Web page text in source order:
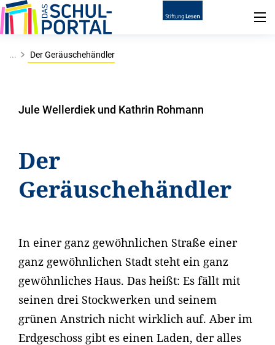
... Der Geräuschehändler
Jule Wellerdiek und Kathrin Rohmann
Der
Geräuschehändler
In einer ganz gewöhnlichen Straße einer
ganz gewöhnlichen Stadt steht ein ganz
gewöhnliches Haus. Das heißt: Es fällt mit
seinen drei Stockwerken und seinem
grünen Anstrich nicht wirklich auf. Aber im
Erdgeschoss gibt es einen Laden, der alles